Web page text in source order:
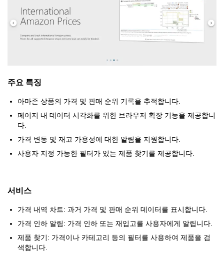
주요 특징
아마존 상품의 가격 및 판매 순위 기록을 추적합니다.
페이지 내 데이터 시각화를 위한 브라우저 확장 기능을 제공합니
다.
가격 변동 및 재고 가용성에 대한 알림을 지원합니다.
사용자 지정 가능한 필터가 있는 제품 찾기를 제공합니다.
서비스
가격 내역 차트: 과거 가격 및 판매 순위 데이터를 표시합니다.
가격 인하 알림: 가격 인하 또는 재입고를 사용자에게 알립니다.
제품 찾기: 가격이나 카테고리 등의 필터를 사용하여 제품을 검
색합니다.